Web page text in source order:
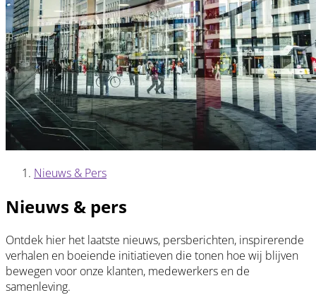
Nieuws & Pers
Nieuws & pers
Ontdek hier het laatste nieuws, persberichten, inspirerende
verhalen en boeiende initiatieven die tonen hoe wij blijven
bewegen voor onze klanten, medewerkers en de
samenleving.